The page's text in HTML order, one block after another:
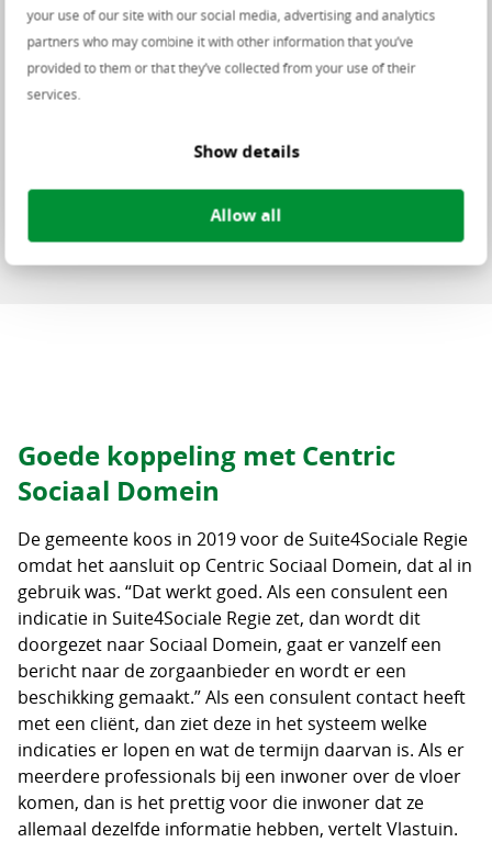
your use of our site with our social media, advertising and analytics
partners who may combine it with other information that you’ve
provided to them or that they’ve collected from your use of their
services.
Show details
Allow all
makkelijk zien welke andere teams
betrokken zijn en welke wetten er
een compleet beeld van wat er bij
een inwoner speelt.”
gemeente Tiel
Goede koppeling met Centric
Sociaal Domein
De gemeente koos in 2019 voor de Suite4Sociale Regie
omdat het aansluit op Centric Sociaal Domein, dat al in
gebruik was. “Dat werkt goed. Als een consulent een
indicatie in Suite4Sociale Regie zet, dan wordt dit
doorgezet naar Sociaal Domein, gaat er vanzelf een
bericht naar de zorgaanbieder en wordt er een
beschikking gemaakt.” Als een consulent contact heeft
met een cliënt, dan ziet deze in het systeem welke
indicaties er lopen en wat de termijn daarvan is. Als er
meerdere professionals bij een inwoner over de vloer
komen, dan is het prettig voor die inwoner dat ze
allemaal dezelfde informatie hebben, vertelt Vlastuin.